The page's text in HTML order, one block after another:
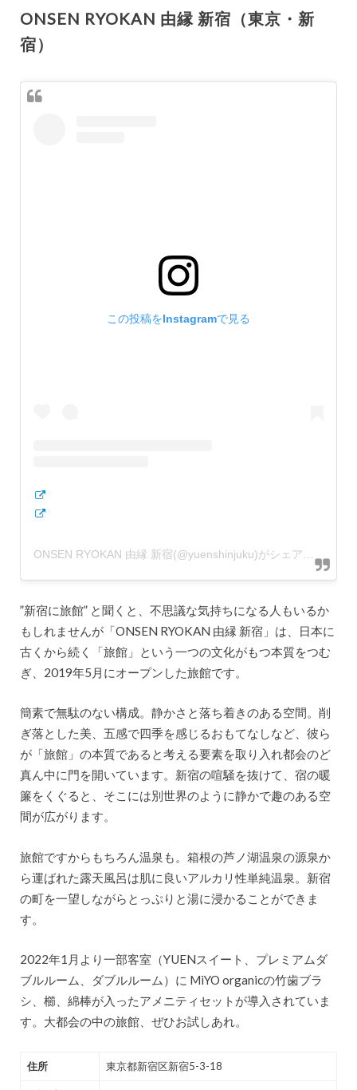
ONSEN RYOKAN 由縁 新宿（東京・新
宿）
この投稿をInstagramで見る
ONSEN RYOKAN 由縁 新宿(@yuenshinjuku)がシェアした投稿
”新宿に旅館” と聞くと、不思議な気持ちになる人もいるか
もしれませんが「ONSEN RYOKAN 由縁 新宿」は、日本に
古くから続く「旅館」という一つの文化がもつ本質をつむ
ぎ、2019年5月にオープンした旅館です。
簡素で無駄のない構成。静かさと落ち着きのある空間。削
ぎ落とした美、五感で四季を感じるおもてなしなど、彼ら
が「旅館」の本質であると考える要素を取り入れ都会のど
真ん中に門を開いています。新宿の喧騒を抜けて、宿の暖
簾をくぐると、そこには別世界のように静かで趣のある空
間が広がります。
旅館ですからもちろん温泉も。箱根の芦ノ湖温泉の源泉か
ら運ばれた露天風呂は肌に良いアルカリ性単純温泉。新宿
の町を一望しながらとっぷりと湯に浸かることができま
す。
2022年1月より一部客室（YUENスイート、プレミアムダ
ブルルーム、ダブルルーム）に MiYO organicの竹歯ブラ
シ、櫛、綿棒が入ったアメニティセットが導入されていま
す。大都会の中の旅館、ぜひお試しあれ。
住所 東京都新宿区新宿5-3-18